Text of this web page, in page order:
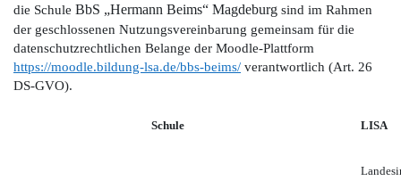
die Schule BbS „Hermann Beims“ Magdeburg sind im Rahmen
der geschlossenen Nutzungsvereinbarung gemeinsam für die
datenschutzrechtlichen Belange der Moodle-Plattform
https://moodle.bildung-lsa.de/bbs-beims/ verantwortlich (Art. 26
DS-GVO).
Schule LISA